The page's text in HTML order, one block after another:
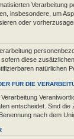
insbesondere, um
oder
diese
natürlichen
FÜR DIE
entscheidet. Sind
nach dem